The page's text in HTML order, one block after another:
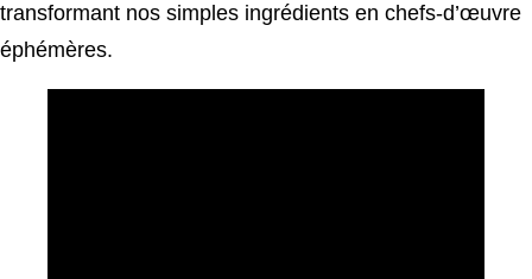
transformant nos simples ingrédients en chefs-d’œuvre
éphémères.